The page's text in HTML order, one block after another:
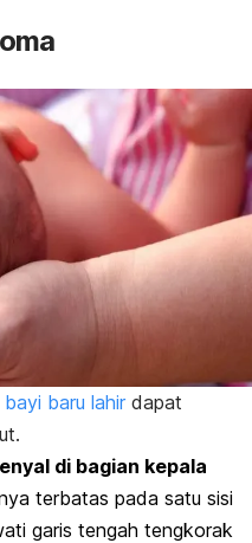
bayi baru lahir dapat
di bagian kepala
terbatas pada satu sisi
garis tengah tengkorak